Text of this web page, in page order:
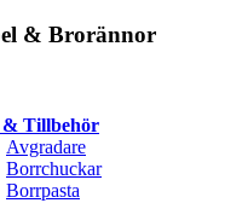
& Brorännor
Tillbehör
Avgradare
Borrchuckar
Borrpasta